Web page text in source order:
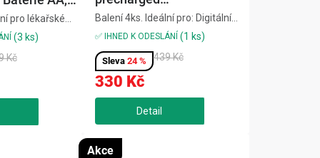
(3 ks)
Kč
pro lékařské
a herní
v mrazu i
na
HR6B4P2100-00 Nabíjecí
baterie AA 2100 mAh, 4
✅ IHNED K ODESLÁNÍ (1 ks)
24 %
330 Kč
439 Kč
Balení 4ks. Ideální pro: Digitální
fotoaparáty, holicí strojky,
hračky, svítilny, herní zařízení.
Všechny dobíjecí baterie BOSCH
NiMH v balení jsou předem
nabité = připravené k...
Akce